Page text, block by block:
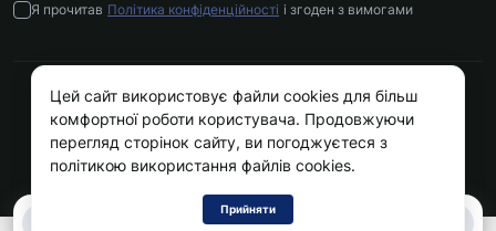
0
Я прочитав Політика конфіденційності і згоден з вимогами
Kokos.com.ua © 2026
Цей сайт використовує файли cookies для більш
комфортної роботи користувача. Продовжуючи
перегляд сторінок сайту, ви погоджуєтеся з
політикою використання файлів cookies.
Прийняти